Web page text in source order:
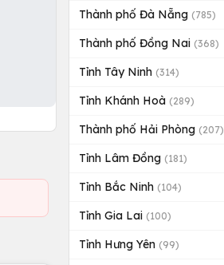
Thành phố Đà Nẵng (785)
Thành phố Đồng Nai (368)
Tỉnh Tây Ninh (314)
Tỉnh Khánh Hoà (289)
Thành phố Hải Phòng (207)
Tỉnh Lâm Đồng (181)
Tỉnh Bắc Ninh (104)
Tỉnh Gia Lai (100)
Tỉnh Hưng Yên (99)